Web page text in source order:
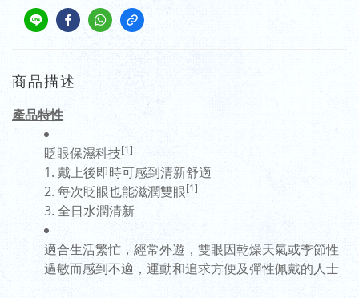
商品描述
產品特性
眨眼保濕科技[1]
1. 戴上後即時可感到清新舒適
2. 每次眨眼也能滋潤雙眼[1]
3. 全日水潤清新
適合生活繁忙，經常外遊，雙眼因乾燥天氣或季節性
過敏而感到不適，運動和追求方便及彈性佩戴的人士